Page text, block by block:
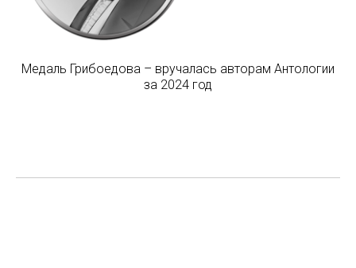
Медаль Грибоедова – вручалась авторам Антологии
за 2024 год